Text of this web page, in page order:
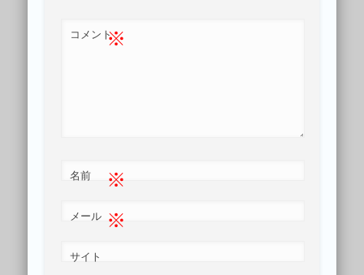
コメント※
名前 ※
メール ※
サイト